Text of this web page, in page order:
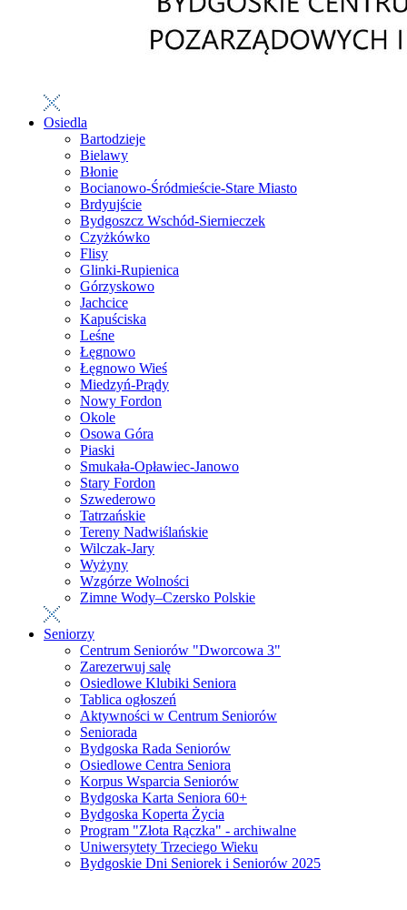
Osiedla
Bartodzieje
Bielawy
Błonie
Bocianowo-Śródmieście-Stare Miasto
Brdyujście
Bydgoszcz Wschód-Siernieczek
Czyżkówko
Flisy
Glinki-Rupienica
Górzyskowo
Jachcice
Kapuściska
Leśne
Łęgnowo
Łęgnowo Wieś
Miedzyń-Prądy
Nowy Fordon
Okole
Osowa Góra
Piaski
Smukała-Opławiec-Janowo
Stary Fordon
Szwederowo
Tatrzańskie
Tereny Nadwiślańskie
Wilczak-Jary
Wyżyny
Wzgórze Wolności
Zimne Wody–Czersko Polskie
Seniorzy
Centrum Seniorów "Dworcowa 3"
Zarezerwuj salę
Osiedlowe Klubiki Seniora
Tablica ogłoszeń
Aktywności w Centrum Seniorów
Seniorada
Bydgoska Rada Seniorów
Osiedlowe Centra Seniora
Korpus Wsparcia Seniorów
Bydgoska Karta Seniora 60+
Bydgoska Koperta Życia
Program "Złota Rączka" - archiwalne
Uniwersytety Trzeciego Wieku
Bydgoskie Dni Seniorek i Seniorów 2025